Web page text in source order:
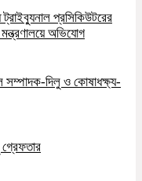
প্রসিকিউটরের
অভিযোগ
সম্পাদক-দিলু ও কোষাধক্ষ্য-
গ্রেফতার